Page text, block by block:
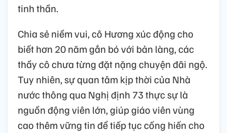
tinh thần.
Chia sẻ niềm vui, cô Hương xúc động cho
biết hơn 20 năm gắn bó với bản làng, các
thầy cô chưa từng đặt nặng chuyện đãi ngộ.
Tuy nhiên, sự quan tâm kịp thời của Nhà
nước thông qua Nghị định 73 thực sự là
nguồn động viên lớn, giúp giáo viên vùng
cao thêm vững tin để tiếp tục cống hiến cho